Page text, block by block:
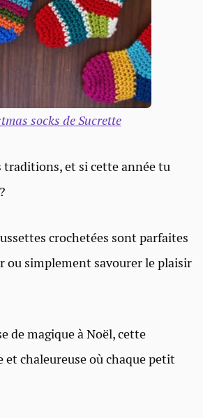
socks de Sucrette
traditions, et si cette année tu
crochetées sont parfaites
ou simplement savourer le plaisir
de magique à Noël, cette
et chaleureuse où chaque petit